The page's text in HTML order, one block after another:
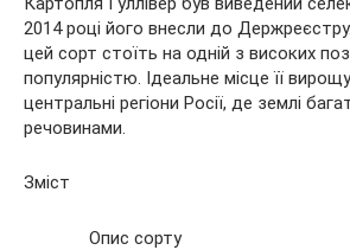
2014 році його внесли до
цей сорт стоїть на одній з високих
популярністю. Ідеальне місце її
центральні регіони Росії, де землі
речовинами.
Зміст
Опис сорту